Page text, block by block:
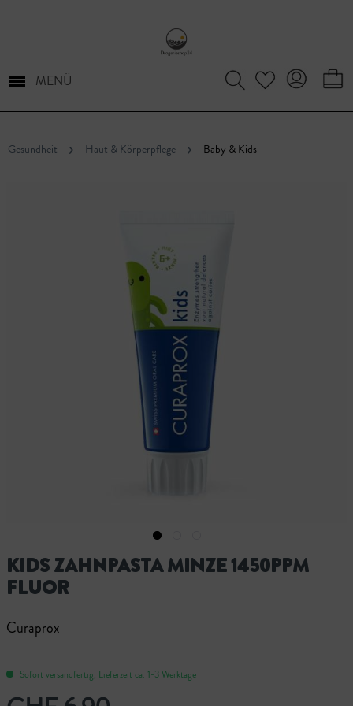
MENÜ
Gesundheit Haut & Körperpflege Baby & Kids
KIDS ZAHNPASTA MINZE 1450PPM
FLUOR
Curaprox
Sofort versandfertig, Lieferzeit ca. 1-3 Werktage